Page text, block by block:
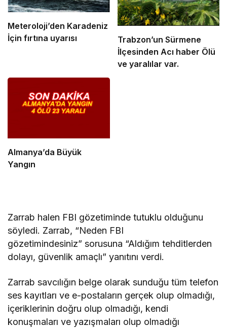
Meteroloji’den Karadeniz
İçin fırtına uyarısı
Trabzon’un Sürmene
İlçesinden Acı haber Ölü
ve yaralılar var.
Almanya’da Büyük
Yangın
Zarrab halen FBI gözetiminde tutuklu olduğunu
söyledi. Zarrab, “Neden FBI
gözetimindesiniz” sorusuna “Aldığım tehditlerden
dolayı, güvenlik amaçlı” yanıtını verdi.
Zarrab savcılığın belge olarak sunduğu tüm telefon
ses kayıtları ve e-postaların gerçek olup olmadığı,
içeriklerinin doğru olup olmadığı, kendi
konuşmaları ve yazışmaları olup olmadığı